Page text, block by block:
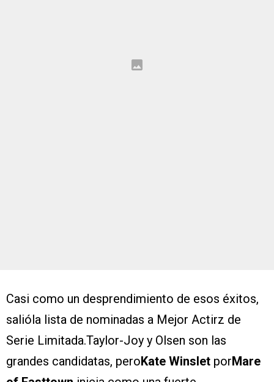
Casi como un desprendimiento de esos éxitos,
salióla lista de nominadas a Mejor Actirz de
Serie Limitada.Taylor-Joy y Olsen son las
grandes candidatas, peroKate Winslet porMare